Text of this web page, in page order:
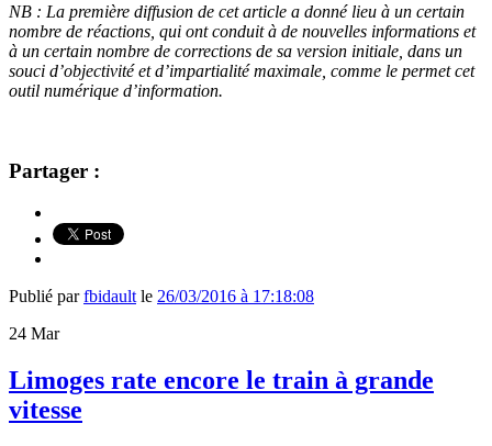
NB : La première diffusion de cet article a donné lieu à un certain
nombre de réactions, qui ont conduit à de nouvelles informations et
à un certain nombre de corrections de sa version initiale, dans un
souci d’objectivité et d’impartialité maximale, comme le permet cet
outil numérique d’information.
Partager :
Publié parfbidault le 26/03/2016 à 17:18:08
24 Mar
Limoges rate encore le train à grande
vitesse